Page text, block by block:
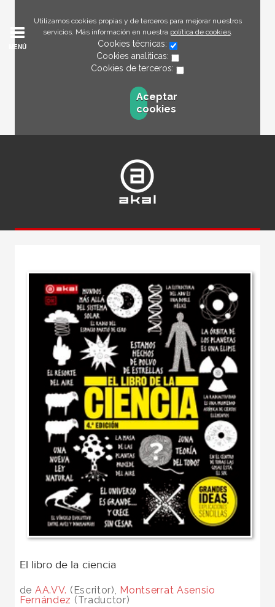
Utilizamos cookies propias y de terceros para mejorar nuestros
servicios. Más información en nuestra política de cookies.
Cookies técnicas:
Cookies analíticas:
Cookies de terceros:
Aceptar
cookies
MENÚ
El libro de la ciencia
de AA.VV. (Escritor), Montserrat Asensio
Fernández (Traductor)